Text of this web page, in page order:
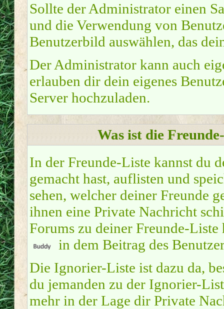
Sollte der Administrator einen
und die Verwendung von
Benutzerbild auswählen, das
Der Administrator kann auch
erlauben dir dein eigenes
Server hochzuladen.
Was ist die
In der Freunde-Liste kannst du
gemacht hast, auflisten und
sehen, welcher deiner Freunde
ihnen eine Private Nachricht
Forums zu deiner Freunde-
in dem Beitrag des
Die Ignorier-Liste ist dazu da,
du jemanden zu der Ignorier-
mehr in der Lage dir Private